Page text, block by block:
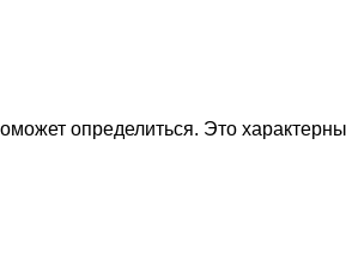
определиться. Это